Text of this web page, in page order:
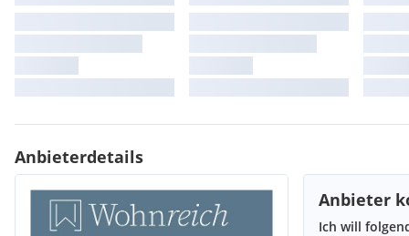
Anbieterdetails
Anbieter
Ich will